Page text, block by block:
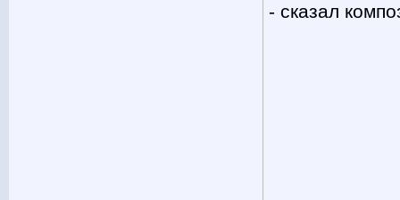
- сказал